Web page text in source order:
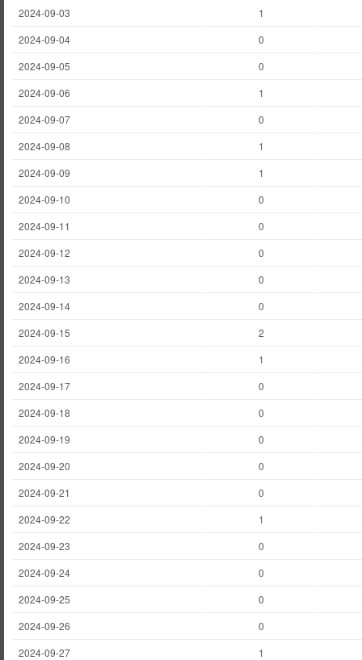
2024-09-03
1
2024-09-04
0
2024-09-05
0
2024-09-06
1
2024-09-07
0
2024-09-08
1
2024-09-09
1
2024-09-10
0
2024-09-11
0
2024-09-12
0
2024-09-13
0
2024-09-14
0
2024-09-15
2
2024-09-16
1
2024-09-17
0
2024-09-18
0
2024-09-19
0
2024-09-20
0
2024-09-21
0
2024-09-22
1
2024-09-23
0
2024-09-24
0
2024-09-25
0
2024-09-26
0
2024-09-27
1